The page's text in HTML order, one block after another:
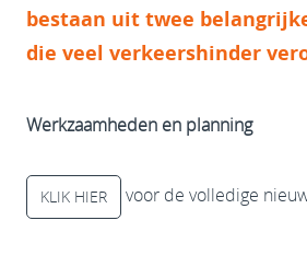
bestaan uit twee
die veel verkeershinder
Werkzaamheden en planning
KLIK HIER voor de volledige